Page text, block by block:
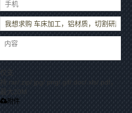
仅支
持.rar/.zip/.jpg/.png/.gif/.doc/.xls/.pdf，
最大20M
附件